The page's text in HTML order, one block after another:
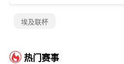
埃及联杯
热门赛事